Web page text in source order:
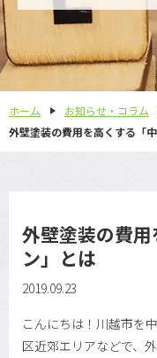
ホーム
お知らせ・コラム
外壁塗装の費用を高くする「
外壁塗装の費
ン」とは
2019.09.23
こんにちは！川越市を
区近郊エリアなどで、